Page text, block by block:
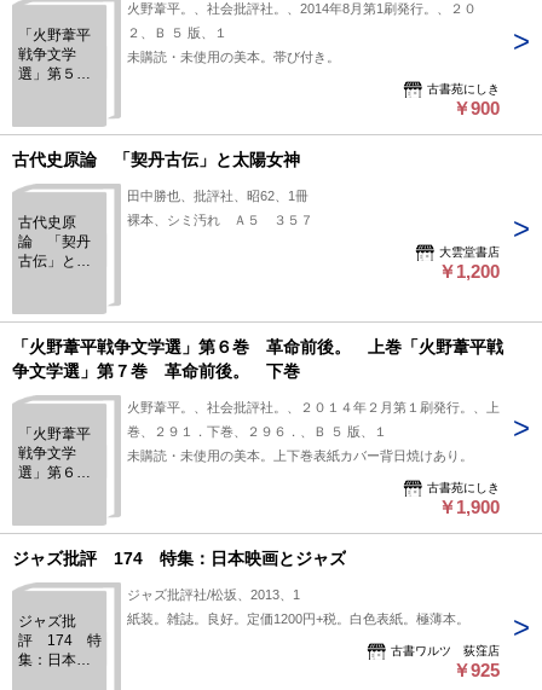
「火野葦平
戦争文学
選」第５
隊。
火野葦平。、社会批評社。、2014年8月第1刷発行。、２０
２、Ｂ ５ 版、１
未購読・未使用の美本。帯び付き。
古書苑にしき
￥900
古代史原論 「契丹古伝」と太陽女神
古代史原
論 「契丹
古伝」と太
田中勝也、批評社、昭62、1冊
裸本、シミ汚れ Ａ５ ３５７
大雲堂書店
￥1,200
「火野葦平戦争文学選」第６巻 革命前後。 上巻「火野葦平戦
争文学選」第７巻 革命前後。 下巻
「火野葦平
戦争文学
選」第６
「火野葦平
戦争文学
選」第７
巻 革命前
火野葦平。、社会批評社。、２０１４年２月第１刷発行。、上
巻、２９１．下巻、２９６．、Ｂ ５ 版、１
未購読・未使用の美本。上下巻表紙カバー背日焼けあり。
古書苑にしき
￥1,900
ジャズ批評 174 特集：日本映画とジャズ
ジャズ批
評 174 特
集：日本映
ジャズ批評社/松坂、2013、1
紙装。雑誌。良好。定価1200円+税。白色表紙。極薄本。
古書ワルツ 荻窪店
￥925